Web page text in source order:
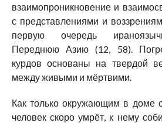
взаимопроникновение и
с представлениями и
первую очередь
Переднюю Азию (12, 58).
курдов основаны на твердой
между живыми и мёртвими.
Как только окружающим в доме
человек скоро умрёт, к нему